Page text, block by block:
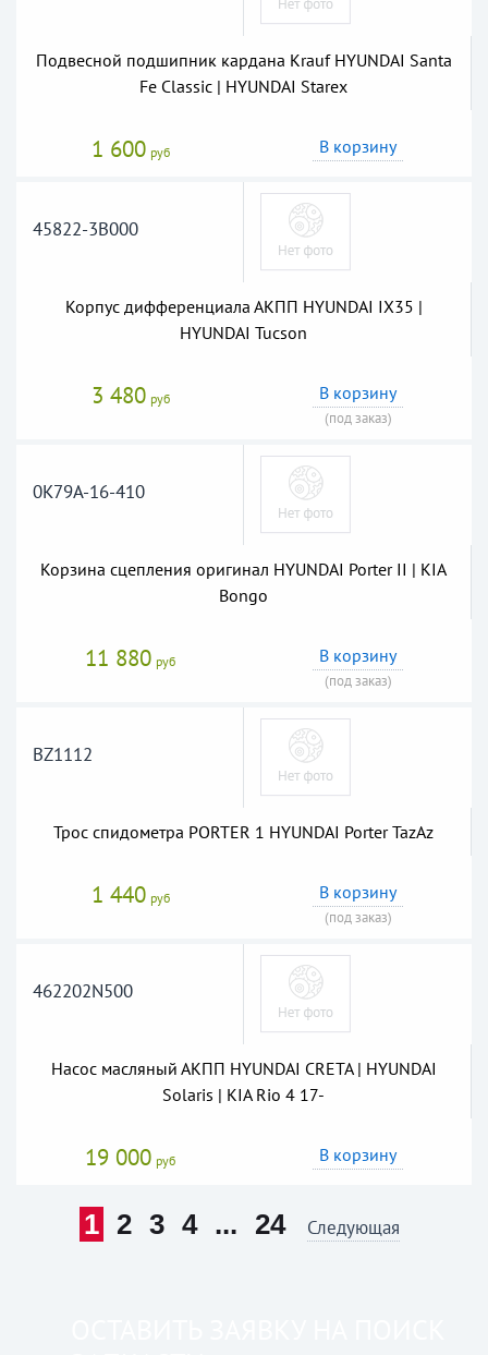
Подвесной подшипник кардана Krauf HYUNDAI Santa
Fe Classic | HYUNDAI Starex
1 600 руб В корзину
45822-3B000
Корпус дифференциала АКПП HYUNDAI IX35 |
HYUNDAI Tucson
3 480 руб В корзину
(под заказ)
0K79A-16-410
Корзина сцепления оригинал HYUNDAI Porter II | KIA
Bongo
11 880 руб В корзину
(под заказ)
BZ1112
Трос спидометра PORTER 1 HYUNDAI Porter TazAz
1 440 руб В корзину
(под заказ)
462202N500
Насос масляный АКПП HYUNDAI CRETA | HYUNDAI
Solaris | KIA Rio 4 17-
19 000 руб В корзину
1 2 3 4 ... 24 Следующая